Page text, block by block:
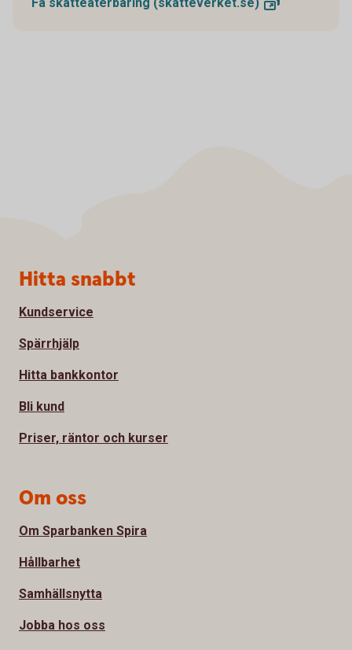
Sidfot
Hitta snabbt
Kundservice
Spärrhjälp
Hitta bankkontor
Bli kund
Priser, räntor och kurser
Om oss
Om Sparbanken Spira
Hållbarhet
Samhällsnytta
Jobba hos oss